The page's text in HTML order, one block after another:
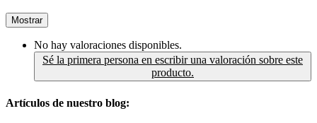
Mostrar
No hay valoraciones disponibles.
Sé la primera persona en escribir una valoración sobre este
producto.
Artículos de nuestro blog: